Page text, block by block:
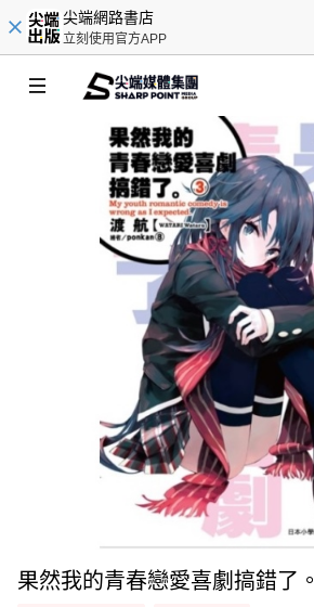
尖端網路書店
立刻使用官方APP
果然我的青春戀愛喜劇搞錯了